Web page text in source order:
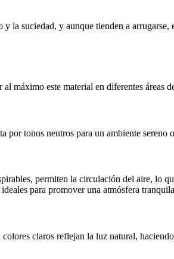
la suciedad, y aunque tienden a
máximo este material en diferentes áreas
por tonos neutros para un ambiente
permiten la circulación del aire, lo
para promover una atmósfera
colores claros reflejan la luz natural,